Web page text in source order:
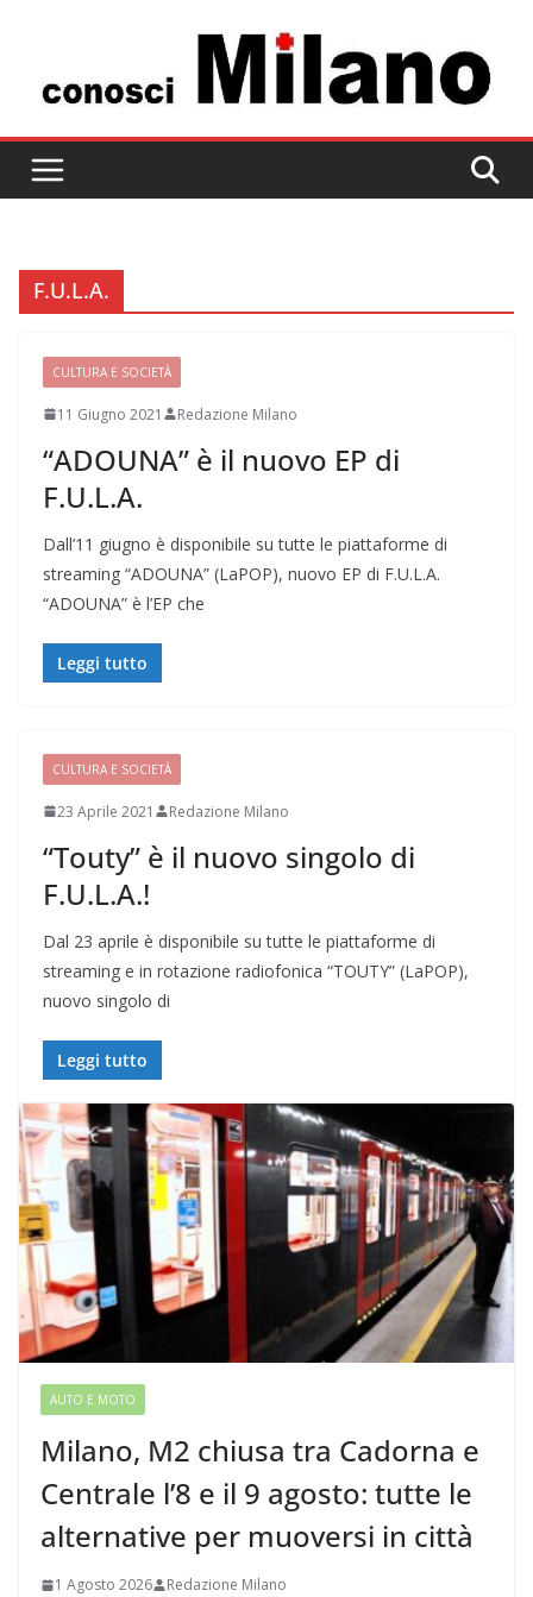
contenuto
F.U.L.A.
CULTURA E SOCIETÀ
11 Giugno 2021 Redazione Milano
“ADOUNA” è il nuovo EP di
F.U.L.A.
Dall’11 giugno è disponibile su tutte le piattaforme di
streaming “ADOUNA” (LaPOP), nuovo EP di F.U.L.A.
“ADOUNA” è l’EP che
Leggi tutto
CULTURA E SOCIETÀ
23 Aprile 2021 Redazione Milano
“Touty” è il nuovo singolo di
F.U.L.A.!
Dal 23 aprile è disponibile su tutte le piattaforme di
streaming e in rotazione radiofonica “TOUTY” (LaPOP),
nuovo singolo di
Leggi tutto
AUTO E MOTO
Milano, M2 chiusa tra Cadorna e
Centrale l’8 e il 9 agosto: tutte le
alternative per muoversi in città
1 Agosto 2026 Redazione Milano